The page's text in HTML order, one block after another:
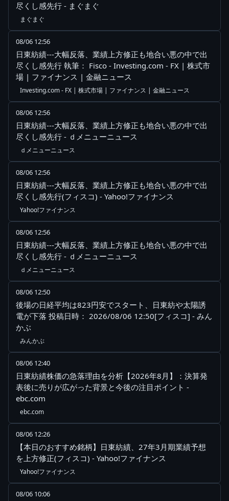
尽くし感先行 - まぐまぐ
まぐまぐ
08/06 12:56
日東紡績---大幅反落、業績上方修正も地合い悪の中で出
尽くし感先行 執筆： Fisco - Investing.com - FX | 株式市
場 | ファイナンス | 金融ニュース
Investing.com - FX | 株式市場 | ファイナンス | 金融ニュース
08/06 12:56
日東紡績---大幅反落、業績上方修正も地合い悪の中で出
尽くし感先行 - ｄメニューニュース
ｄメニューニュース
08/06 12:56
日東紡績---大幅反落、業績上方修正も地合い悪の中で出
尽くし感先行(フィスコ) - Yahoo!ファイナンス
Yahoo!ファイナンス
08/06 12:56
日東紡績---大幅反落、業績上方修正も地合い悪の中で出
尽くし感先行 - ｄメニューニュース
ｄメニューニュース
08/06 12:50
後場の日経平均は823円安でスタート、日東紡や太陽誘
電が下落 投稿日時： 2026/08/06 12:50[フィスコ] - みん
かぶ
みんかぶ
08/06 12:40
日東紡績株価の急落理由を分析【2026年8月】：決算発
表後に売りが広がった背景と今後の注目ポイント -
ebc.com
ebc.com
08/06 12:26
【本日のおすすめ銘柄】日東紡績、27年3月期業績予想
を上方修正(フィスコ) - Yahoo!ファイナンス
Yahoo!ファイナンス
08/06 10:06